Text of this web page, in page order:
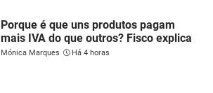
Porque é que uns produtos pagam
mais IVA do que outros? Fisco explica
Mónica Marques Há 4 horas